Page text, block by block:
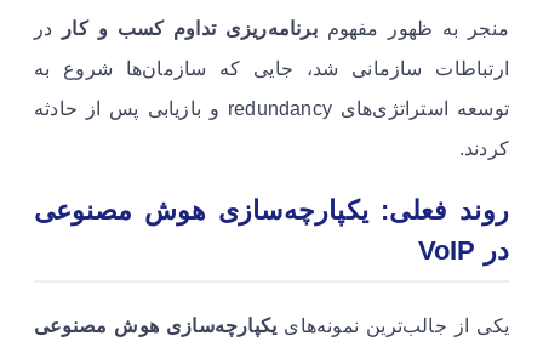
منجر به ظهور مفهومبرنامه‌ریزی تداوم کسب و کار
در
ارتباطات سازمانی شد، جایی که سازمان‌ها شروع به
توسعه استراتژی‌های redundancy و بازیابی پس از حادثه
کردند.
روند فعلی: یکپارچه‌سازی هوش مصنوعی
در VoIP
یکی از جالب‌ترین نمونه‌های یکپارچه‌سازی هوش مصنوعی